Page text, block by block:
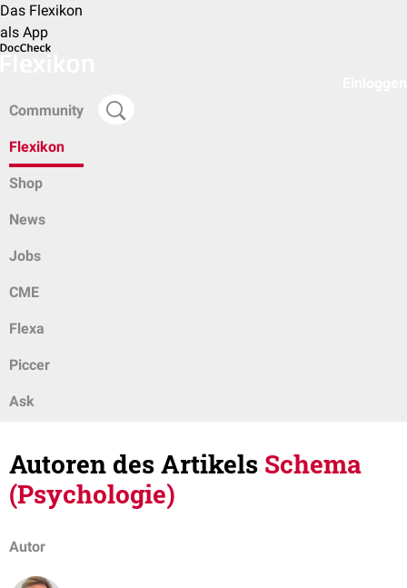
Das Flexikon
als App
Community
Flexikon
Shop
News
Jobs
CME
Flexa
Piccer
Ask
Autoren des Artikels Schema
(Psychologie)
Autor